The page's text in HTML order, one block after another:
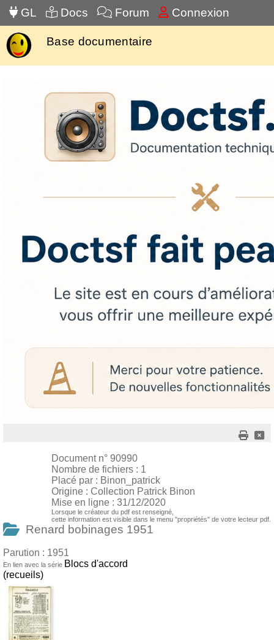
GL Docs Forum Connexion
Base documentaire
Document n° 90990
Nombre de fichiers : 1
Placé par : Binon_patrick
Origine : Collection Patrick Binon
Mise en ligne : 31/12/2020
Lorsque le créateur du pdf est renseigné,
cette information est visible dans le menu "propriétés" de votre lecteur pdf.
Renard bobinages 1951
Parution : 1951
En lien avec la série Blocs d'accord
(recueils)